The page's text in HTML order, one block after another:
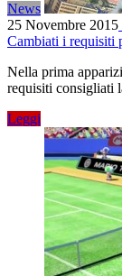
News
25 Novembre 2015
Cambiati i requisiti
Nella prima
requisiti consigliati
Leggi